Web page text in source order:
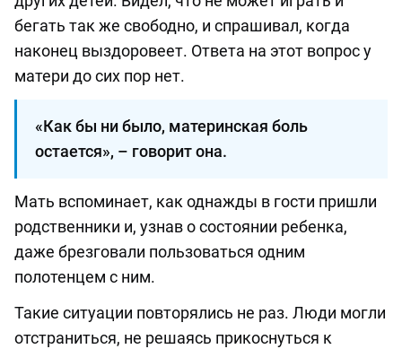
бегать так же свободно, и спрашивал, когда
наконец выздоровеет. Ответа на этот вопрос у
матери до сих пор нет.
«Как бы ни было, материнская боль
остается», – говорит она.
Мать вспоминает, как однажды в гости пришли
родственники и, узнав о состоянии ребенка,
даже брезговали пользоваться одним
полотенцем с ним.
Такие ситуации повторялись не раз. Люди могли
отстраниться, не решаясь прикоснуться к